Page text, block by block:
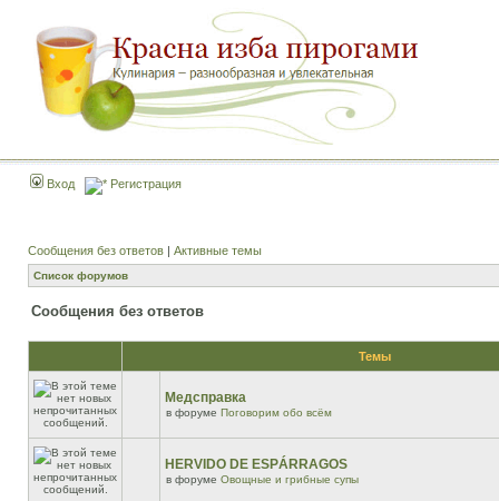
Вход Регистрация
Сообщения без ответов | Активные темы
Список форумов
Сообщения без ответов
Темы
Медсправка
в форуме Поговорим обо всём
HERVIDO DE ESPÁRRAGOS
в форуме Овощные и грибные супы